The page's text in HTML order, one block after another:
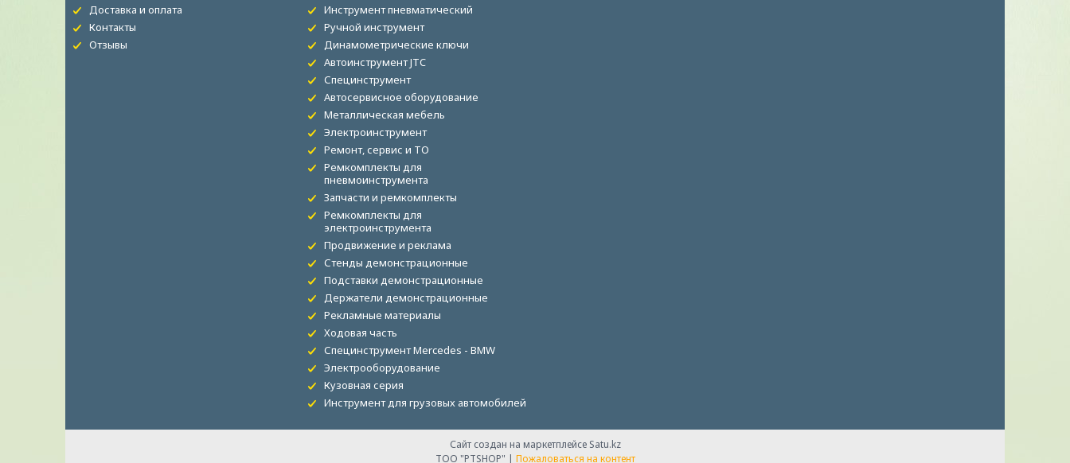
Доставка и оплата
Контакты
Отзывы
Инструмент пневматический
Ручной инструмент
Динамометрические ключи
Автоинструмент JTC
Специнструмент
Автосервисное оборудование
Металлическая мебель
Электроинструмент
Ремонт, сервис и ТО
Ремкомплекты для
пневмоинструмента
Запчасти и ремкомплекты
Ремкомплекты для
электроинструмента
Продвижение и реклама
Стенды демонстрационные
Подставки демонстрационные
Держатели демонстрационные
Рекламные материалы
Ходовая часть
Специнструмент Mercedes - BMW
Электрооборудование
Кузовная серия
Инструмент для грузовых автомобилей
Сайт создан на маркетплейсе Satu.kz
ТОО "PTSHOP" | Пожаловаться на контент